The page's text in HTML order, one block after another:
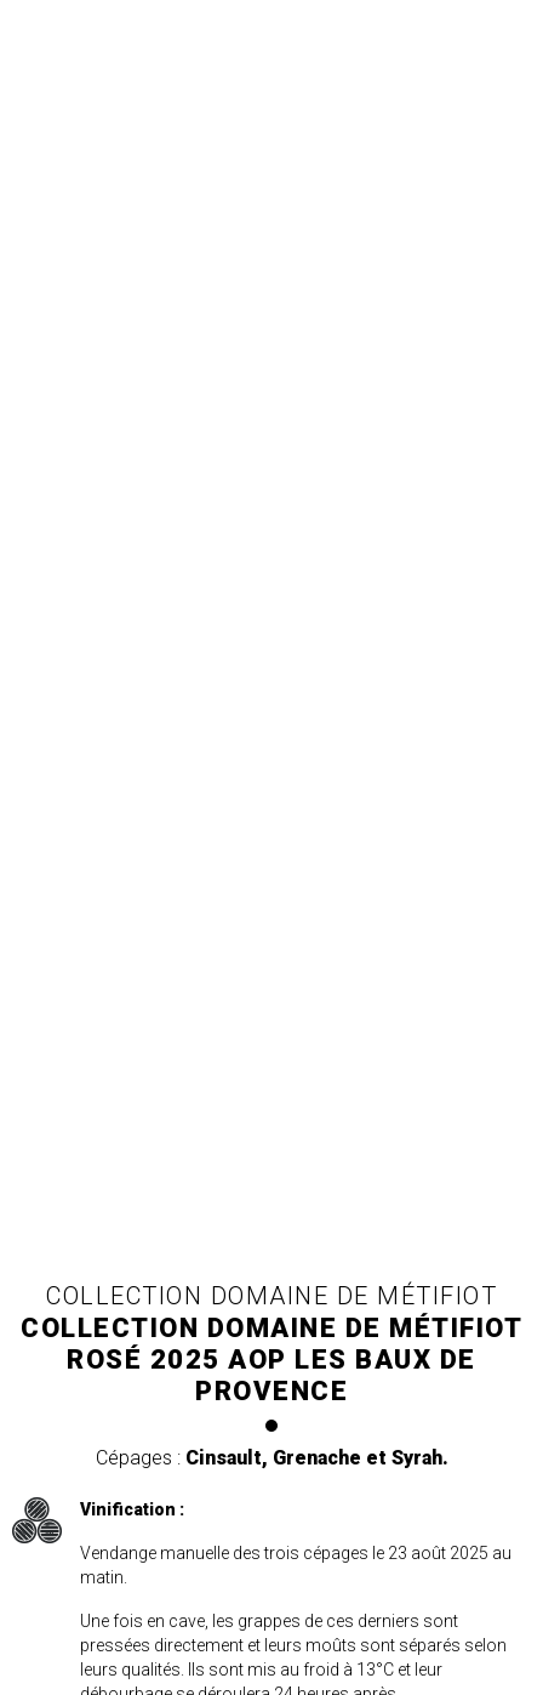
COLLECTION DOMAINE DE MÉTIFIOT
COLLECTION DOMAINE DE MÉTIFIOT
ROSÉ 2025 AOP LES BAUX DE
PROVENCE
Cépages : Cinsault, Grenache et Syrah.
Vinification :
Vendange manuelle des trois cépages le 23 août 2025 au
matin.
Une fois en cave, les grappes de ces derniers sont
pressées directement et leurs moûts sont séparés selon
leurs qualités. Ils sont mis au froid à 13°C et leur